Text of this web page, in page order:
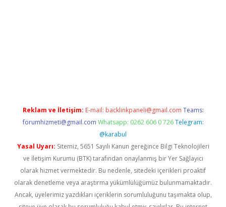
Reklam ve İletişim: E-mail: backlinkpaneli@gmail.com Teams:
forumhizmeti@gmail.com Whatsapp: 0262 606 0 726 Telegram:
@karabul
Yasal Uyarı: Sitemiz, 5651 Sayılı Kanun gereğince Bilgi Teknolojileri
ve İletişim Kurumu (BTK) tarafından onaylanmış bir Yer Sağlayıcı
olarak hizmet vermektedir. Bu nedenle, sitedeki içerikleri proaktif
olarak denetleme veya araştırma yükümlülüğümüz bulunmamaktadır.
Ancak, üyelerimiz yazdıkları içeriklerin sorumluluğunu taşımakta olup,